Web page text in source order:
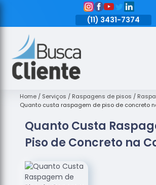
(11) 3431-7374
Assoalhos
de Madeira
Madeira
Empresas
Assoalhos
de Madeira
Home Serviços Raspagens de pisos
Quanto custa raspagem de piso de concreto
Quanto Custa
Piso de Concreto na